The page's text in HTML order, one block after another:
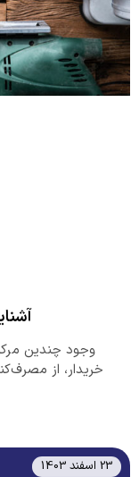
وجود چندین
خریدار، از
بتواند ابزار مورد
ابزارآلات
23 اسفند 1403